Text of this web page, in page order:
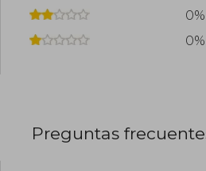
Preguntas